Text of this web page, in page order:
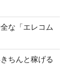
な「エレコム
ちんと稼げる